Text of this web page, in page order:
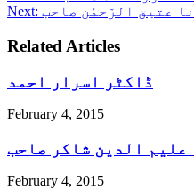
Next: عتیق الرّحمٰن صاحب
Related Articles
ڈاکٹر اسرار احمد
February 4, 2015
علیم الدین شاکر صاحب
February 4, 2015